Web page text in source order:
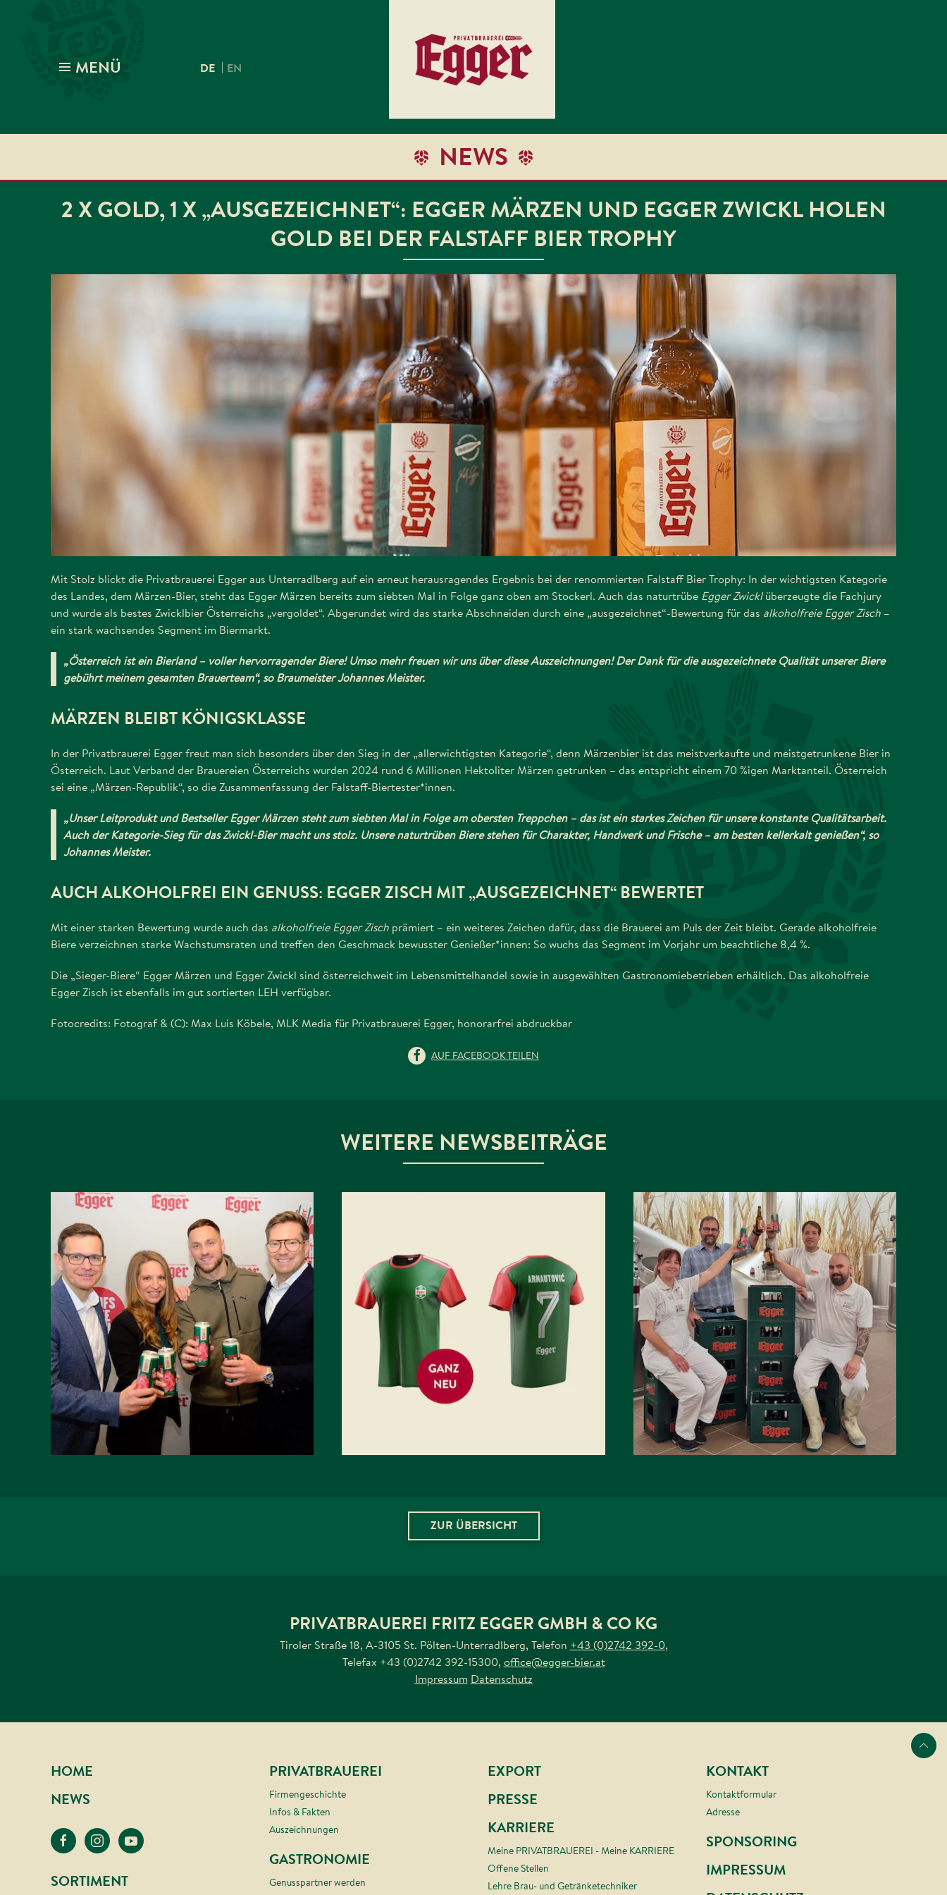
MENÜ DE | EN
NEWS
2 X GOLD, 1 X „AUSGEZEICHNET“: EGGER MÄRZEN UND EGGER ZWICKL HOLEN
GOLD BEI DER FALSTAFF BIER TROPHY
Mit Stolz blickt die Privatbrauerei Egger aus Unterradlberg auf ein erneut herausragendes Ergebnis bei der renommierten Falstaff Bier Trophy: In der wichtigsten Kategorie
des Landes, dem Märzen-Bier, steht das Egger Märzen bereits zum siebten Mal in Folge ganz oben am Stockerl. Auch das naturtrübe Egger Zwicklüberzeugte die Fachjury
und wurde als bestes Zwicklbier Österreichs „vergoldet“. Abgerundet wird das starke Abschneiden durch eine „ausgezeichnet“-Bewertung für das alkoholfreie Egger Zisch –
ein stark wachsendes Segment im Biermarkt.
„Österreich ist ein Bierland – voller hervorragender Biere! Umso mehr freuen wir uns über diese Auszeichnungen! Der Dank für die ausgezeichnete Qualität unserer Biere
gebührt meinem gesamten Brauerteam“, so Braumeister Johannes Meister.
MÄRZEN BLEIBT KÖNIGSKLASSE
In der Privatbrauerei Egger freut man sich besonders über den Sieg in der „allerwichtigsten Kategorie“, denn Märzenbier ist das meistverkaufte und meistgetrunkene Bier in
Österreich. Laut Verband der Brauereien Österreichs wurden 2024 rund 6 Millionen Hektoliter Märzen getrunken – das entspricht einem 70 %igen Marktanteil. Österreich
sei eine „Märzen-Republik“, so die Zusammenfassung der Falstaff-Biertester*innen.
„Unser Leitprodukt und Bestseller Egger Märzen steht zum siebten Mal in Folge am obersten Treppchen – das ist ein starkes Zeichen für unsere konstante Qualitätsarbeit.
Auch der Kategorie-Sieg für das Zwickl-Bier macht uns stolz. Unsere naturtrüben Biere stehen für Charakter, Handwerk und Frische – am besten kellerkalt genießen“, so
Johannes Meister.
AUCH ALKOHOLFREI EIN GENUSS: EGGER ZISCH MIT „AUSGEZEICHNET“ BEWERTET
Mit einer starken Bewertung wurde auch das alkoholfreie Egger Zisch prämiert – ein weiteres Zeichen dafür, dass die Brauerei am Puls der Zeit bleibt. Gerade alkoholfreie
Biere verzeichnen starke Wachstumsraten und treffen den Geschmack bewusster Genießer*innen: So wuchs das Segment im Vorjahr um beachtliche 8,4 %.
Die „Sieger-Biere“ Egger Märzen und Egger Zwickl sind österreichweit im Lebensmittelhandel sowie in ausgewählten Gastronomiebetrieben erhältlich. Das alkoholfreie
Egger Zisch ist ebenfalls im gut sortierten LEH verfügbar.
Fotocredits: Fotograf & (C): Max Luis Köbele, MLK Media für Privatbrauerei Egger, honorarfrei abdruckbar
AUF FACEBOOK TEILEN
WEITERE NEWSBEITRÄGE
EGGER BIER
LAUNCHT LIMITED
EDITION MIT
MARKO
ARNAUTOVIĆ
WEITERLESEN
DAS EGGER
ARNAUTOVIC
TRIKOT - JETZT IM
ONLINESHOP
BESTELLEN!
FALSTAFF BIER
TROPHY 2026:
EGGER BRAUT
BESTES MÄRZEN
ÖSTERREICHS
WEITERLESEN AUF FACEBOOK TEILEN
ZUR ÜBERSICHT
PRIVATBRAUEREI FRITZ EGGER GMBH & CO KG
Tiroler Straße 18, A-3105 St. Pölten-Unterradlberg, Telefon +43 (0)2742 392-0,
Telefax +43 (0)2742 392-15300, office@egger-bier.at
Impressum Datenschutz
Nach
HOME
NEWS
SORTIMENT
PRIVATBRAUEREI
Firmengeschichte
Infos & Fakten
Auszeichnungen
GASTRONOMIE
Genusspartner werden
EXPORT
PRESSE
KARRIERE
Meine PRIVATBRAUEREI - Meine KARRIERE
Offene Stellen
Lehre Brau- und Getränketechniker
KONTAKT
Kontaktformular
Adresse
SPONSORING
IMPRESSUM